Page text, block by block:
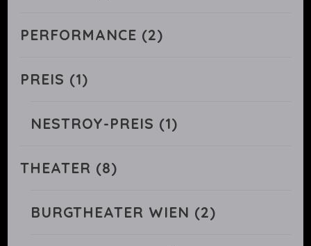
PERFORMANCE (2)
PREIS (1)
NESTROY-PREIS (1)
THEATER (8)
BURGTHEATER WIEN (2)